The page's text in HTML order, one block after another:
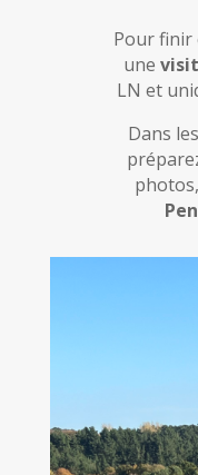
Pour finir
une
LN et
Dans